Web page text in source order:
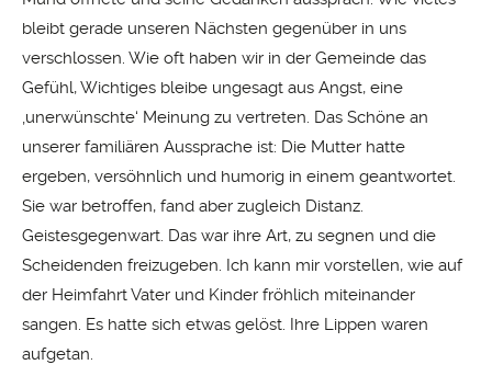
bleibt gerade unseren Nächsten gegenüber in uns
verschlossen. Wie oft haben wir in der Gemeinde das
Gefühl, Wichtiges bleibe ungesagt aus Angst, eine
‚unerwünschte‘ Meinung zu vertreten. Das Schöne an
unserer familiären Aussprache ist: Die Mutter hatte
ergeben, versöhnlich und humorig in einem geantwortet.
Sie war betroffen, fand aber zugleich Distanz.
Geistesgegenwart. Das war ihre Art, zu segnen und die
Scheidenden freizugeben. Ich kann mir vorstellen, wie auf
der Heimfahrt Vater und Kinder fröhlich miteinander
sangen. Es hatte sich etwas gelöst. Ihre Lippen waren
aufgetan.